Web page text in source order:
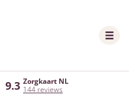
9.3 Zorgkaart NL
144 reviews